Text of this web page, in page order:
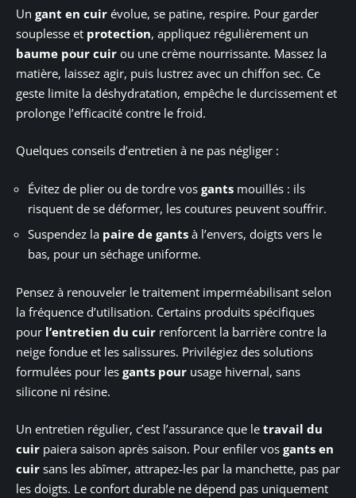
Un gant en cuir évolue, se patine, respire. Pour garder
souplesse et protection, appliquez régulièrement un
baume pour cuir ou une crème nourrissante. Massez la
matière, laissez agir, puis lustrez avec un chiffon sec. Ce
geste limite la déshydratation, empêche le durcissement et
prolonge l’efficacité contre le froid.
Quelques conseils d’entretien à ne pas négliger :
Évitez de plier ou de tordre vos gants mouillés : ils
risquent de se déformer, les coutures peuvent souffrir.
Suspendez la paire de gants à l’envers, doigts vers le
bas, pour un séchage uniforme.
Pensez à renouveler le traitement imperméabilisant selon
la fréquence d’utilisation. Certains produits spécifiques
pour l’entretien du cuir renforcent la barrière contre la
neige fondue et les salissures. Privilégiez des solutions
formulées pour les gants pour usage hivernal, sans
silicone ni résine.
Un entretien régulier, c’est l’assurance que le travail du
cuir paiera saison après saison. Pour enfiler vos gants en
cuir sans les abîmer, attrapez-les par la manchette, pas par
les doigts. Le confort durable ne dépend pas uniquement